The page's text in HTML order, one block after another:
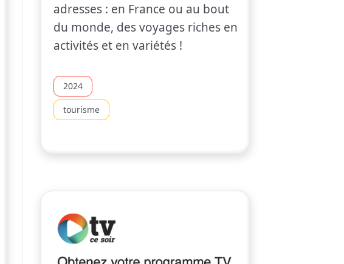
adresses : en France ou au bout
du monde, des voyages riches en
activités et en variétés !
2024
tourisme